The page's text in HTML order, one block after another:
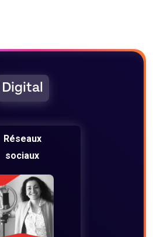
Digital
Réseaux
sociaux